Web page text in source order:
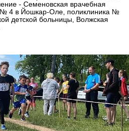
- Семеновская врачебная
№ 4 в Йошкар-Оле, поликлиника №
детской больницы, Волжская